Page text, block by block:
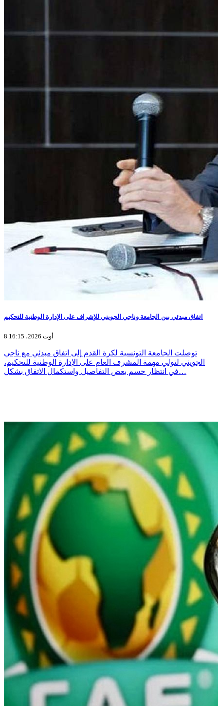
اتفاق مبدئي بين الجامعة وناجي الجويني للإشراف على الإدارة الوطنية للتحكيم
8 أوت 2026، 16:15
توصلت الجامعة التونسية لكرة القدم إلى اتفاق مبدئي مع ناجي
الجويني لتولي مهمة المشرف العام على الإدارة الوطنية للتحكيم،
في انتظار حسم بعض التفاصيل واستكمال الاتفاق بشكل…